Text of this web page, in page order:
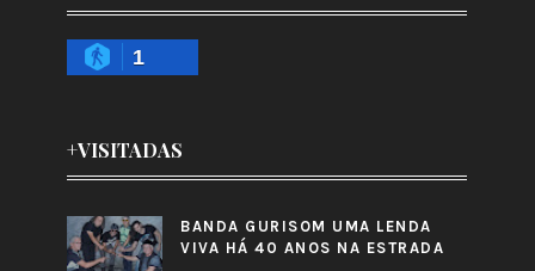
1
+VISITADAS
BANDA GURISOM UMA LENDA
VIVA HÁ 40 ANOS NA ESTRADA